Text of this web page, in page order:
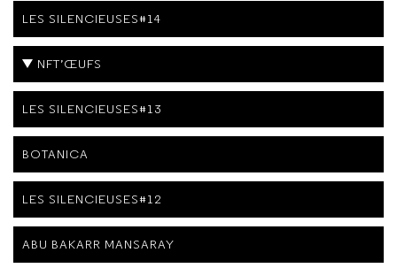
LES SILENCIEUSES#14
NFT’ŒUFS
LES SILENCIEUSES#13
BOTANICA
LES SILENCIEUSES#12
ABU BAKARR MANSARAY